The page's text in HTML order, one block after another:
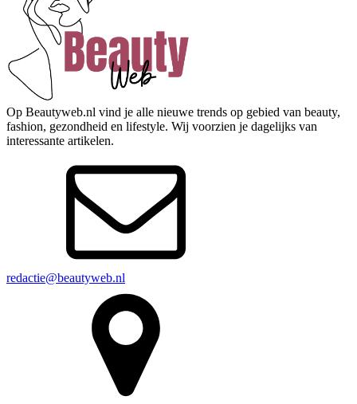
Op Beautyweb.nl vind je alle nieuwe trends op gebied van beauty,
fashion, gezondheid en lifestyle. Wij voorzien je dagelijks van
interessante artikelen.
redactie@beautyweb.nl